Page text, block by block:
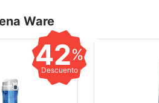
Ware
42%
Descuento